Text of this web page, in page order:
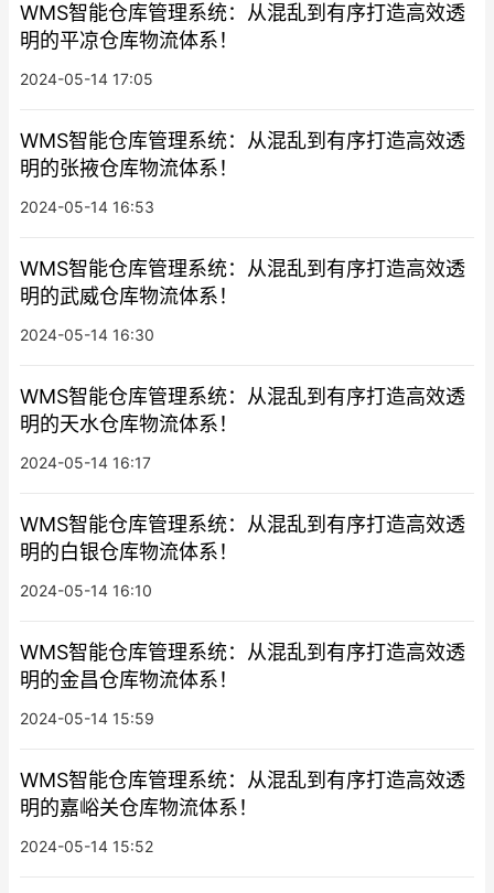
WMS智能仓库管理系统：从混乱到有序打造高效透
明的平凉仓库物流体系！
2024-05-14 17:05
WMS智能仓库管理系统：从混乱到有序打造高效透
明的张掖仓库物流体系！
2024-05-14 16:53
WMS智能仓库管理系统：从混乱到有序打造高效透
明的武威仓库物流体系！
2024-05-14 16:30
WMS智能仓库管理系统：从混乱到有序打造高效透
明的天水仓库物流体系！
2024-05-14 16:17
WMS智能仓库管理系统：从混乱到有序打造高效透
明的白银仓库物流体系！
2024-05-14 16:10
WMS智能仓库管理系统：从混乱到有序打造高效透
明的金昌仓库物流体系！
2024-05-14 15:59
WMS智能仓库管理系统：从混乱到有序打造高效透
明的嘉峪关仓库物流体系！
2024-05-14 15:52